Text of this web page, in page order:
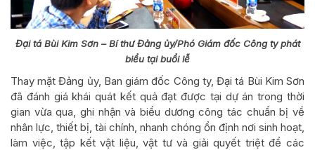
Đại tá Bùi Kim Sơn – Bí thư Đảng ủy/Phó Giám đốc Công ty phát
biểu tại buổi lễ
Thay mặt Đảng ủy, Ban giám đốc Công ty, Đại tá Bùi Kim Sơn
đã đánh giá khái quát kết quả đạt được tại dự án trong thời
gian vừa qua, ghi nhận và biểu dương công tác chuẩn bị về
nhân lực, thiết bị, tài chính, nhanh chóng ổn định nơi sinh hoạt,
làm việc, tập kết vật liệu, vật tư và giải quyết triệt để các